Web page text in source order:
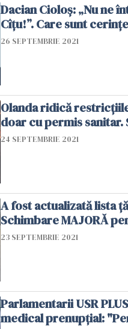
Dacian Cioloș: „Nu ne
Cîțu!”. Care sunt
26 SEPTEMBRIE 2021
Olanda ridică
doar cu permis sanitar.
24 SEPTEMBRIE 2021
A fost actualizată lista
Schimbare MAJORĂ
23 SEPTEMBRIE 2021
Parlamentarii USR
medical prenupțial: